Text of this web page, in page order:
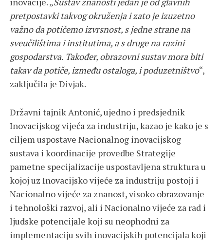
pretpostavki takvog okruženja i zato je izuzetno
važno da potičemo izvrsnost, s jedne strane na
sveučilištima i institutima, a s druge na razini
gospodarstva. Također, obrazovni sustav mora biti
takav da potiče, između ostaloga, i poduzetništvo“,
zaključila je Divjak.
Državni tajnik Antonić, ujedno i predsjednik
Inovacijskog vijeća za industriju, kazao je kako je s
ciljem uspostave Nacionalnog inovacijskog
sustava i koordinacije provedbe Strategije
pametne specijalizacije uspostavljena struktura u
kojoj uz Inovacijsko vijeće za industriju postoji i
Nacionalno vijeće za znanost, visoko obrazovanje
i tehnološki razvoj, ali i Nacionalno vijeće za rad i
ljudske potencijale koji su neophodni za
implementaciju svih inovacijskih potencijala koji